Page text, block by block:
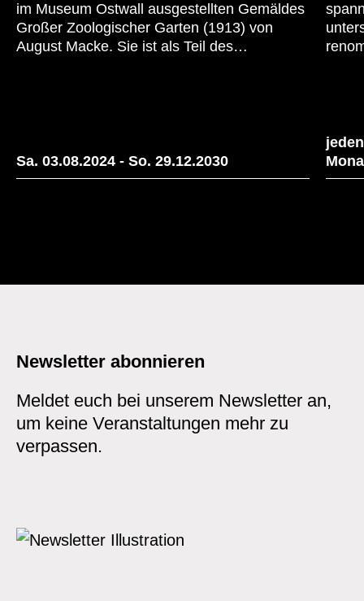
im Museum Ostwall ausgestellten Gemäldes
Großer Zoologischer Garten (1913) von
August Macke. Sie ist als Teil des
mit Hilfe von euch als Besucher*innen
weiter.
Sa. 03.08.2024 - So. 29.12.2030
Newsletter abonnieren
Meldet euch bei unserem Newsletter an,
um keine Veranstaltungen mehr zu
verpassen.